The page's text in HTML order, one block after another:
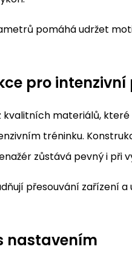
pomáhá udržet
pro intenzivní
kvalitních materiálů,
tréninku.
zůstává pevný i při
přesouvání zařízení a
nastavením